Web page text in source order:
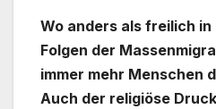
Wo anders als freilich in
Folgen der
immer mehr Menschen
Auch der religiöse